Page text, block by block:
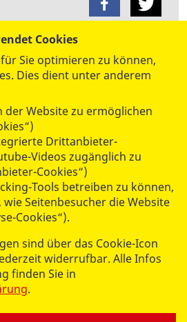
datenschutzkonform mitShariff
Cookies
Sie optimieren zu können,
Dies dient unter anderem
Website zu ermöglichen
Drittanbieter-
Videos zugänglich zu
Cookies“)
Tools betreiben zu können,
Seitenbesucher die Website
Cookies“).
sind über das Cookie-Icon
widerrufbar. Alle Infos
finden Sie in
.